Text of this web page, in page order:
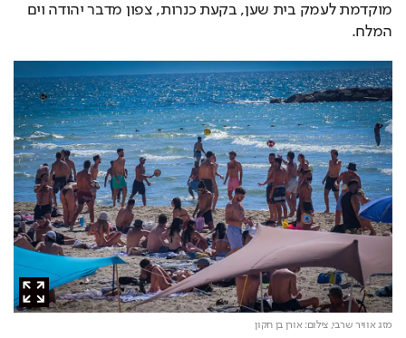
המלח.
מזג אוויר שרבי, צילום: אורן בן חקון